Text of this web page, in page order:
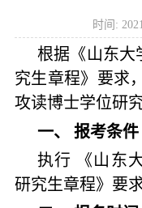
时间:
根据《山东大
究生章程》要求
攻读博士学位研
一、 报考条件
执行 《山东
研究生章程》要